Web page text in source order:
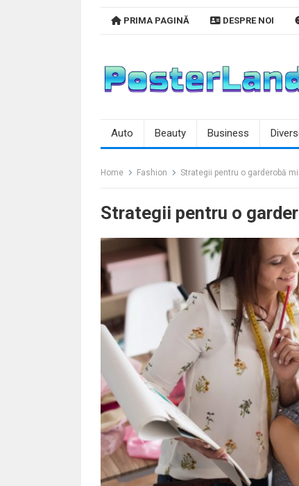
PRIMA PAGINĂ DESPRE NOI
Auto Beauty Business
Home Fashion Strategii pentru o garderobă
Strategii pentru o